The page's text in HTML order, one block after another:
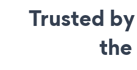
Trusted